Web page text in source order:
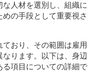
人材を選別し、組織に
の手段として重要視さ
おり、その範囲は雇用
ります。以下は、身辺
項目についての詳細で